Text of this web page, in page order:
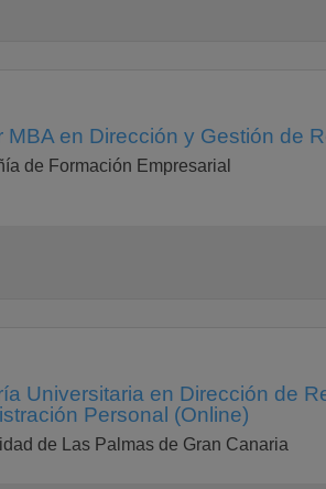
MBA en Dirección y Gestión de
de Formación Empresarial
Universitaria en Dirección de
Personal (Online)
de Las Palmas de Gran Canaria